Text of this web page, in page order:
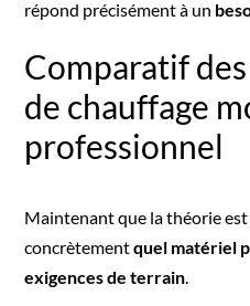
répond précisément à un
Comparatif
de chauffage
professionnel
Maintenant que la théorie
concrètementquel matériel
exigences de terrain.